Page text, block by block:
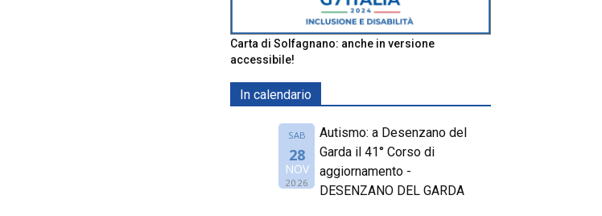
Carta di Solfagnano: anche in versione
accessibile!
In calendario
SAB
28
NOV
2026
Autismo: a Desenzano del
Garda il 41° Corso di
aggiornamento -
DESENZANO DEL GARDA